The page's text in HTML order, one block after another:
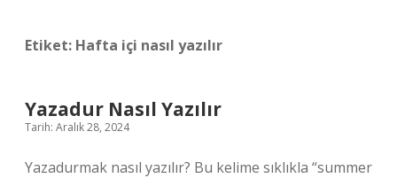
Etiket: Hafta içi nasıl yazılır
Yazadur Nasıl Yazılır
Tarih: Aralık 28, 2024
Yazadurmak nasıl yazılır? Bu kelime sıklıkla “summer